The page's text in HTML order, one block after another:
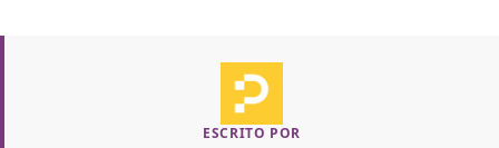
ESCRITO POR